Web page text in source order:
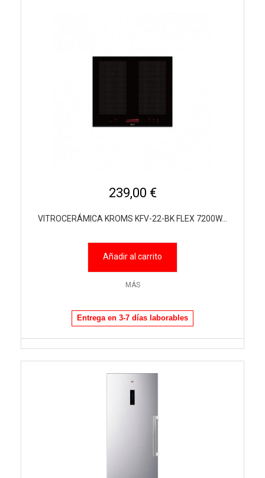
239,00 €
VITROCERÁMICA KROMS KFV-22-BK FLEX 7200W...
Añadir al carrito
MÁS
Entrega en 3-7 días laborables